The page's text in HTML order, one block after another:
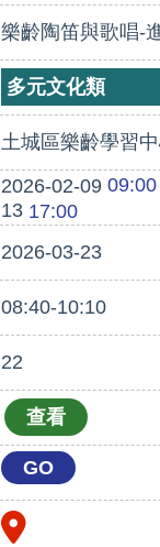
樂齡陶笛與歌唱-
多元文化類
土城區樂齡學習
2026-02-0909:00
1317:00
2026-03-23
08:40-10:10
22
GO